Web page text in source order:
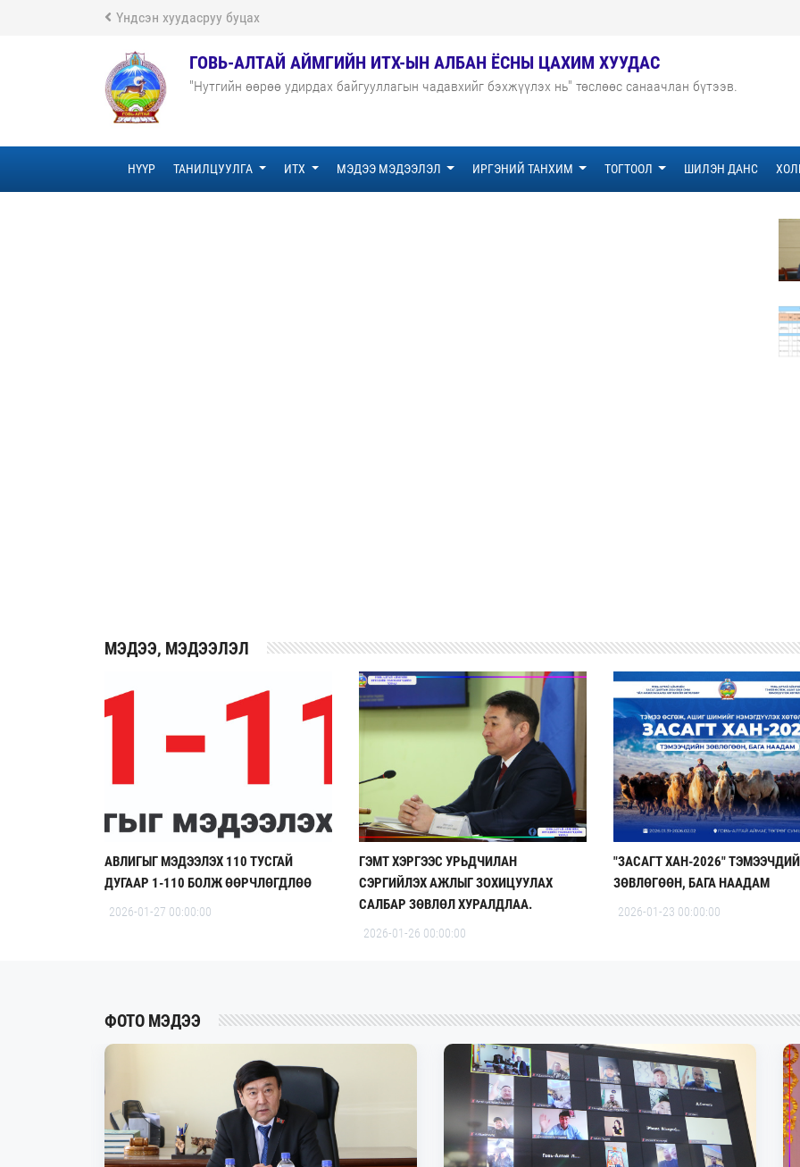
Үндсэн хуудасруу буцах
ГОВЬ-АЛТАЙ АЙМГИЙН ИТХ-ЫН АЛБАН ЁСНЫ ЦАХИМ ХУУДАС
"Нутгийн өөрөө удирдах байгууллагын чадавхийг бэхжүүлэх нь" төслөөс санаачлан бүтээв.
НҮҮР ТАНИЛЦУУЛГА ИТХ МЭДЭЭ МЭДЭЭЛЭЛ ИРГЭНИЙ ТАНХИМ ТОГТООЛ ШИЛЭН ДАНС
MЭДЭЭ, МЭДЭЭЛЭЛ
АВЛИГЫГ МЭДЭЭЛЭХ 110 ТУСГАЙ
ДУГААР 1-110 БОЛЖ ӨӨРЧЛӨГДЛӨӨ
2026-01-27 00:00:00
ГЭМТ ХЭРГЭЭС УРЬДЧИЛАН
СЭРГИЙЛЭХ АЖЛЫГ ЗОХИЦУУЛАХ
САЛБАР ЗӨВЛӨЛ ХУРАЛДЛАА.
2026-01-26 00:00:00
"ЗАСАГТ ХАН-2026"
ЗӨВЛӨГӨӨН, БАГА НААДАМ
2026-01-23 00:00:00
ФОТО МЭДЭЭ